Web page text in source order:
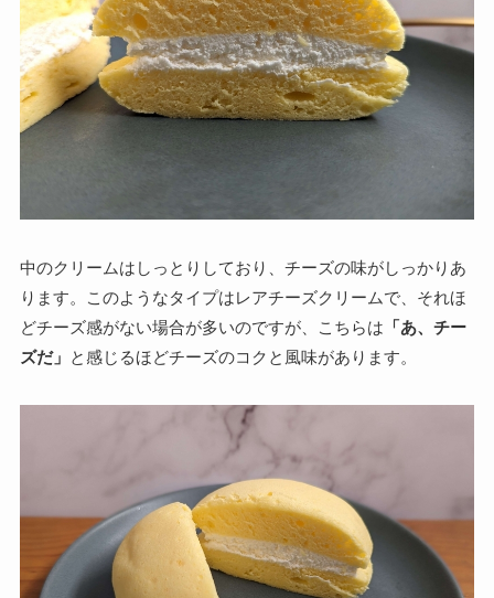
中のクリームはしっとりしており、チーズの味がしっかりあ
ります。このようなタイプはレアチーズクリームで、それほ
どチーズ感がない場合が多いのですが、こちらは 「あ、チー
ズだ」 と感じるほどチーズのコクと風味があります。